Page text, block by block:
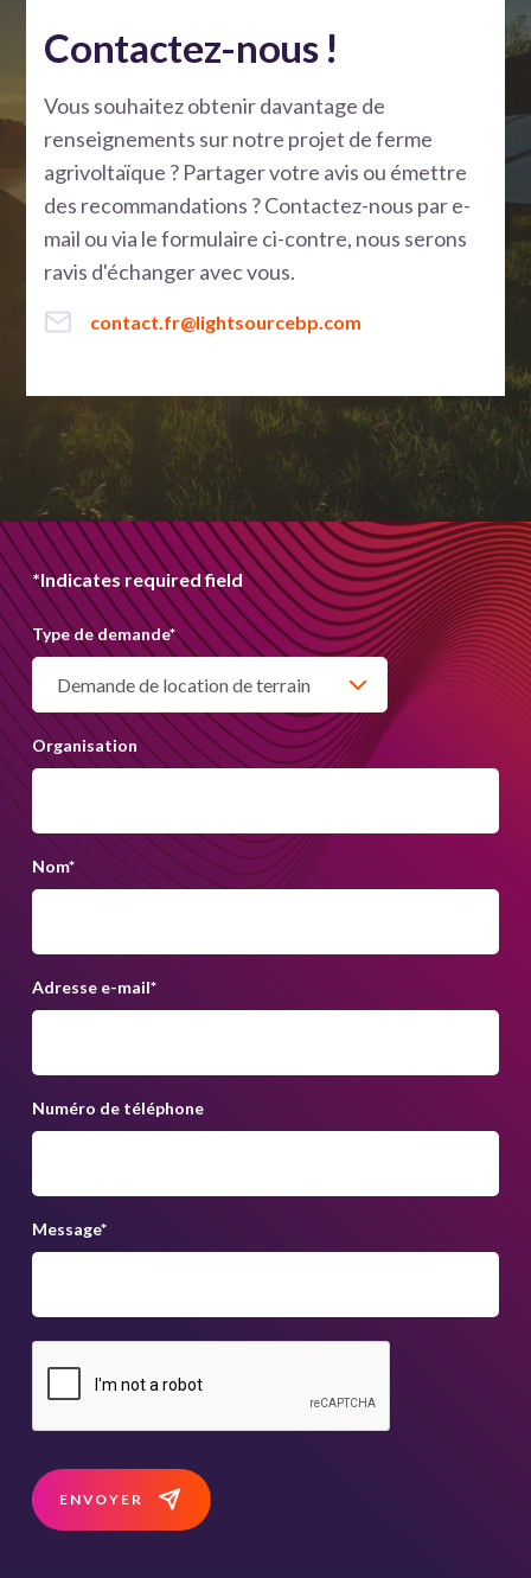
Contactez-nous !
Vous souhaitez obtenir davantage de
renseignements sur notre projet de ferme
agrivoltaïque ? Partager votre avis ou émettre
des recommandations ? Contactez-nous par e-
mail ou via le formulaire ci-contre, nous serons
ravis d'échanger avec vous.
contact.fr@lightsourcebp.com
*Indicates required field
Type de demande*
Organisation
Nom*
Adresse e-mail*
Numéro de téléphone
Message*
ENVOYER